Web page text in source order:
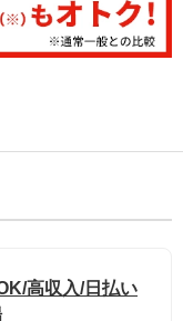
高収入/日払い